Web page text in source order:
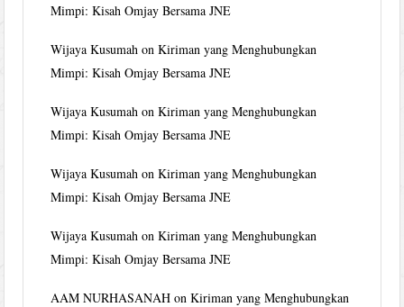
Mimpi: Kisah Omjay Bersama JNE
Wijaya Kusumah onKiriman yang Menghubungkan
Mimpi: Kisah Omjay Bersama JNE
Wijaya Kusumah onKiriman yang Menghubungkan
Mimpi: Kisah Omjay Bersama JNE
Wijaya Kusumah onKiriman yang Menghubungkan
Mimpi: Kisah Omjay Bersama JNE
Wijaya Kusumah onKiriman yang Menghubungkan
Mimpi: Kisah Omjay Bersama JNE
AAM NURHASANAH onKiriman yang Menghubungkan